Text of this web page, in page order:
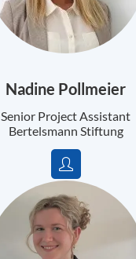
Nadine Pollmeier
Senior Project Assistant
Bertelsmann Stiftung